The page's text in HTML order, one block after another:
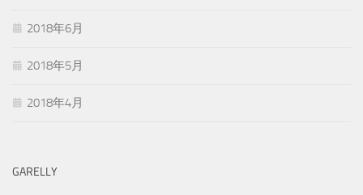
2018年6月
2018年5月
2018年4月
GARELLY